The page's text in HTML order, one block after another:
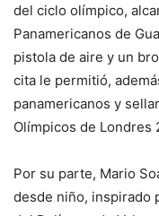
del ciclo olímpico,
Panamericanos de
pistola de aire y un
cita le permitió,
panamericanos y
Olímpicos de Londres
Por su parte, Mario
desde niño, inspirado